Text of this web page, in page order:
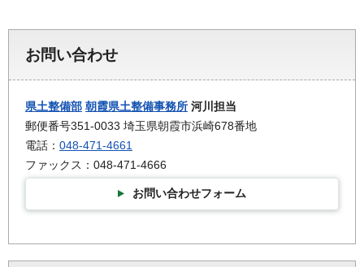
お問い合わせ
県土整備部 朝霞県土整備事務所 河川担当
郵便番号351-0033 埼玉県朝霞市浜崎678番地
電話： 048-471-4661
ファックス：048-471-4666
お問い合わせフォーム